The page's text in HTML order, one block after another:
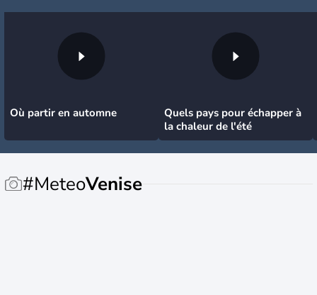
Où partir en automne
Quels pays pour échapper à
la chaleur de l'été
#MeteoVenise